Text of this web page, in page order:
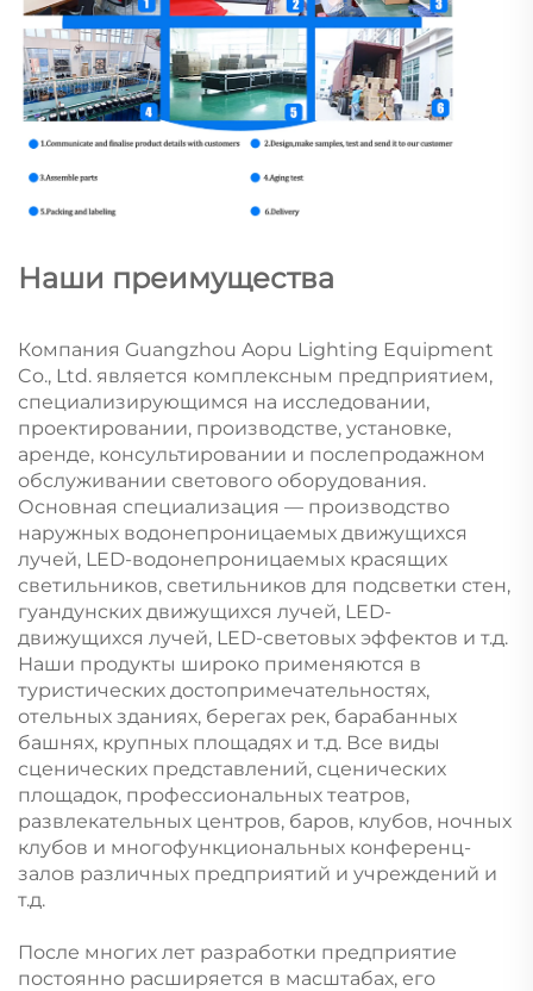
Наши преимущества
Компания Guangzhou Aopu Lighting Equipment
Co., Ltd. является комплексным предприятием,
специализирующимся на исследовании,
проектировании, производстве, установке,
аренде, консультировании и послепродажном
обслуживании светового оборудования.
Основная специализация — производство
наружных водонепроницаемых движущихся
лучей, LED-водонепроницаемых красящих
светильников, светильников для подсветки стен,
гуандунских движущихся лучей, LED-
движущихся лучей, LED-световых эффектов и т.д.
Наши продукты широко применяются в
туристических достопримечательностях,
отельных зданиях, берегах рек, барабанных
башнях, крупных площадях и т.д. Все виды
сценических представлений, сценических
площадок, профессиональных театров,
развлекательных центров, баров, клубов, ночных
клубов и многофункциональных конференц-
залов различных предприятий и учреждений и
т.д.
После многих лет разработки предприятие
постоянно расширяется в масштабах, его